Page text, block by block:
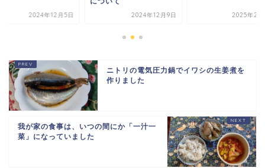
2024年12月9日 2025年2月25日 2024年12
ニトリの電気圧力鍋でイワシの生姜煮を
作りました
我が家の食事は、いつの間にか「一汁一
菜」になっていました